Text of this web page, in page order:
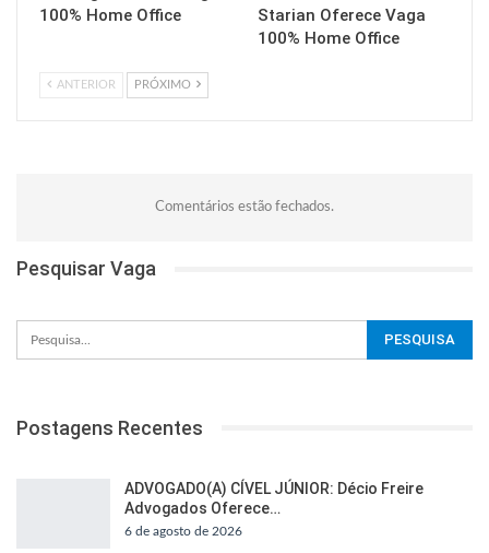
100% Home Office
Starian Oferece Vaga
100% Home Office
ANTERIOR PRÓXIMO
Comentários estão fechados.
Pesquisar Vaga
Postagens Recentes
ADVOGADO(A) CÍVEL JÚNIOR: Décio Freire
Advogados Oferece…
6 de agosto de 2026